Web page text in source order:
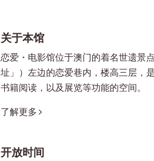
关于本馆
恋爱・电影馆位于澳门的着名世遗景
址」）左边的恋爱巷内，楼高三层，
书籍阅读，以及展览等功能的空间。
了解更多
开放时间